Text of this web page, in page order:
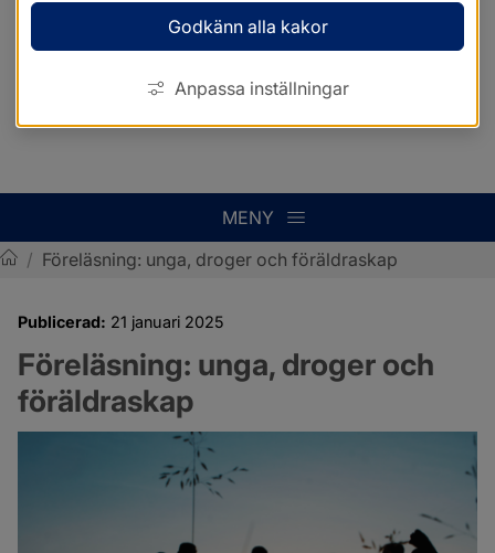
MENY
/ Föreläsning: unga, droger och föräldraskap
Publicerad: 21 januari 2025
Föreläsning: unga, droger och
föräldraskap
Godkänn alla kakor
Anpassa inställningar